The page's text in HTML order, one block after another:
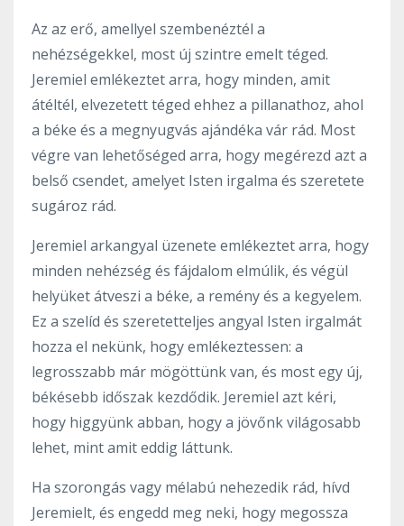
Az az erő, amellyel szembenéztél a
nehézségekkel, most új szintre emelt téged.
Jeremiel emlékeztet arra, hogy minden, amit
átéltél, elvezetett téged ehhez a pillanathoz, ahol
a béke és a megnyugvás ajándéka vár rád. Most
végre van lehetőséged arra, hogy megérezd azt a
belső csendet, amelyet Isten irgalma és szeretete
sugároz rád.
Jeremiel arkangyal üzenete emlékeztet arra, hogy
minden nehézség és fájdalom elmúlik, és végül
helyüket átveszi a béke, a remény és a kegyelem.
Ez a szelíd és szeretetteljes angyal Isten irgalmát
hozza el nekünk, hogy emlékeztessen: a
legrosszabb már mögöttünk van, és most egy új,
békésebb időszak kezdődik. Jeremiel azt kéri,
hogy higgyünk abban, hogy a jövőnk világosabb
lehet, mint amit eddig láttunk.
Ha szorongás vagy mélabú nehezedik rád, hívd
Jeremielt, és engedd meg neki, hogy megossza